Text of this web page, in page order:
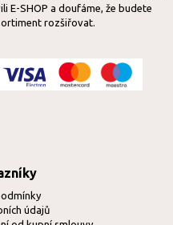
E-SHOP a doufáme, že budete
rozšiřovat.
údajů